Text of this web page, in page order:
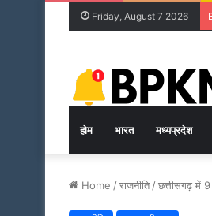
Friday, August 7 2026
होम भारत मध्यप्रदेश
Home /राजनीति /छत्तीसगढ़ में